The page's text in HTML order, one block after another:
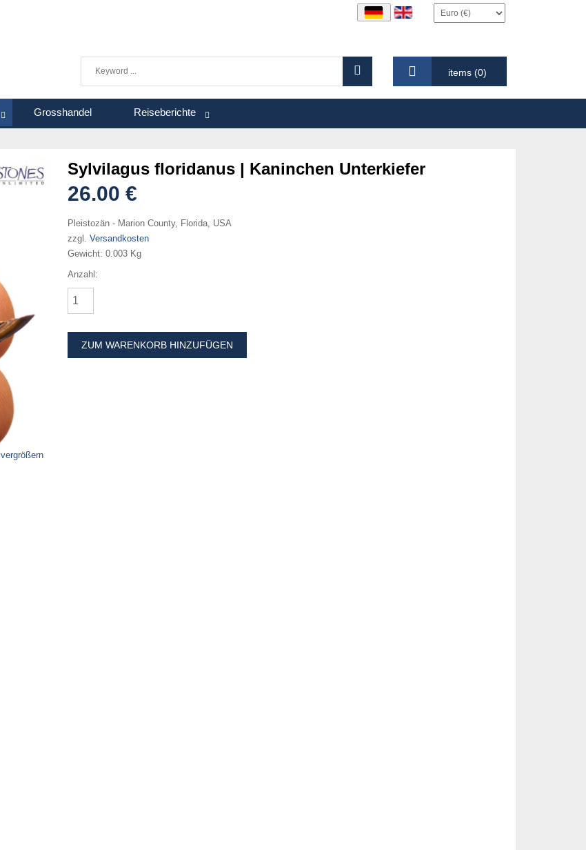
items (0)
Grosshandel Reiseberichte
vergrößern
Sylvilagus floridanus | Kaninchen Unterkiefer
26.00 €
Pleistozän - Marion County, Florida, USA
zzgl. Versandkosten
Gewicht: 0.003 Kg
Anzahl:
ZUM WARENKORB HINZUFÜGEN